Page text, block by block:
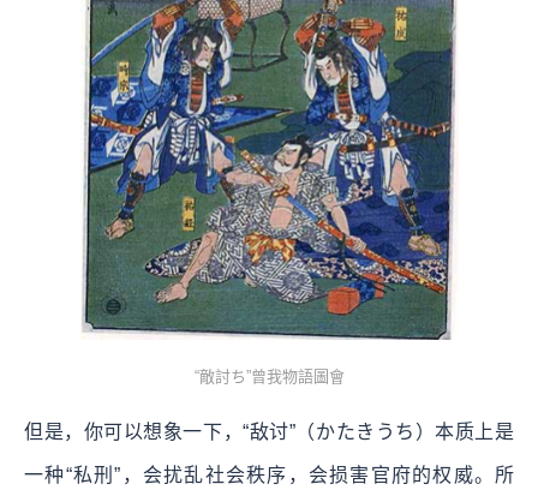
“敵討ち”曾我物語圖會
但是，你可以想象一下，“敌讨”（かたきうち）本质上是
一种“私刑”，会扰乱社会秩序，会损害官府的权威。所